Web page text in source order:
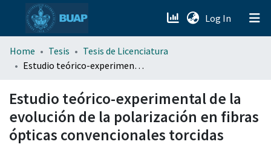
Log In (current)
menu.section.about_menu
Home Tesis
Tesis de Licenciatura
Estudio teórico-experimental de la evolución de la polarización en fibras ópticas convencionales torcidas
Estudio teórico-experimental de la
evolución de la polarización en fibras
ópticas convencionales torcidas